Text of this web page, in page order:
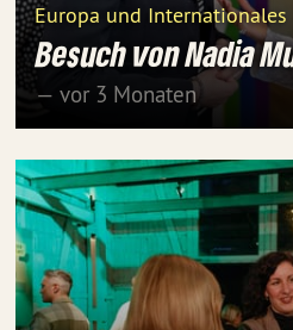
Europa und Internationales
Besuch von Nadia
— vor 3 Monaten